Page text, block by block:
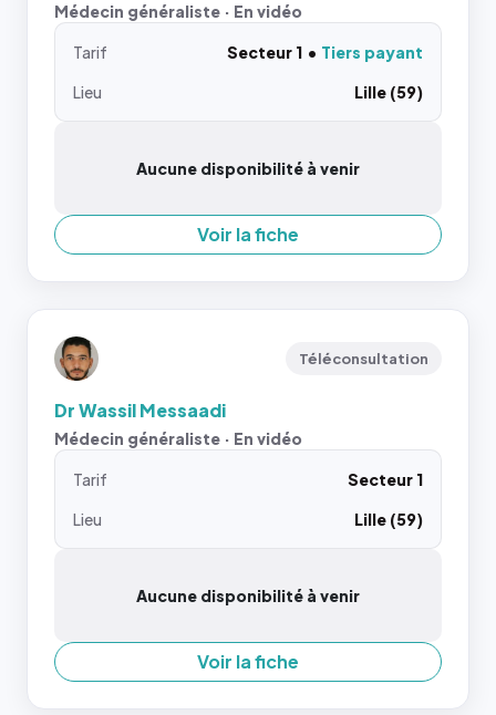
Médecin généraliste · En vidéo
Tarif Secteur 1
Tiers payant
Lieu
Lille (59)
Aucune disponibilité à venir
Voir la fiche
Téléconsultation
Dr Wassil Messaadi
Médecin généraliste · En vidéo
Tarif
Secteur 1
Lieu
Lille (59)
Aucune disponibilité à venir
Voir la fiche